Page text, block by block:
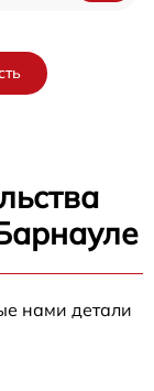
нами детали